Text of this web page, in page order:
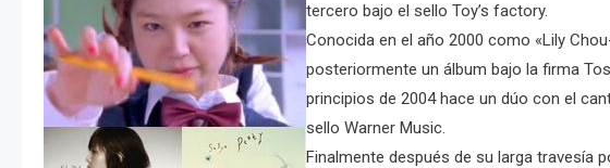
tercero bajo el sello Toy’s factory.
Conocida en el año 2000 como «Lily
posteriormente un álbum bajo la firma
principios de 2004 hace un dúo con el
sello Warner Music.
Finalmente después de su larga travesía